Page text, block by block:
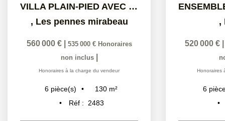
ENSEMBLE IMMOBILIER RÉNOVÉ
,Le rove
520 000 € |500 000 € Honoraires
non inclus
Honoraires à la charge du vendeur
6 pièce(s) 206 m²
Réf :
2507
219 000 €